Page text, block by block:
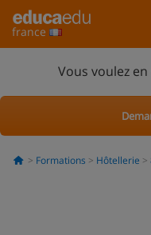
france
Vous voulez
Formations Hôtellerie